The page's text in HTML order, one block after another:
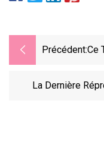
Précédent:Ce
La Dernière